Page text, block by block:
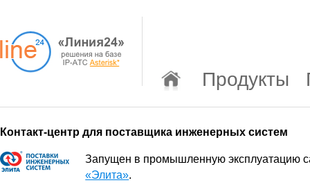
Продукты
Контакт-центр для поставщика инженерных систем
Запущен в промышленную эксплуатацию
«Элита».